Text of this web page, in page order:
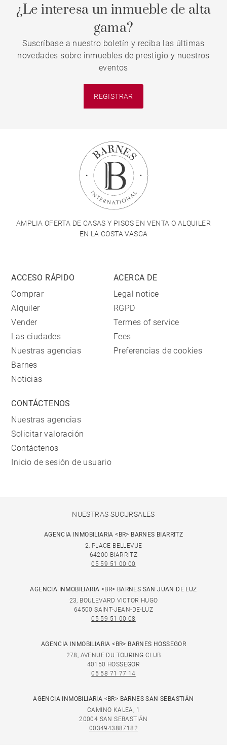
¿Le interesa un inmueble de alta
gama?
Suscríbase a nuestro boletín y reciba las últimas
novedades sobre inmuebles de prestigio y nuestros
eventos
REGISTRAR
AMPLIA OFERTA DE CASAS Y PISOS EN VENTA O ALQUILER
EN LA COSTA VASCA
ACCESO RÁPIDO
Comprar
Alquiler
Vender
Las ciudades
Nuestras agencias
Barnes
Noticias
ACERCA DE
Legal notice
RGPD
Termes of service
Fees
Preferencias de cookies
CONTÁCTENOS
Nuestras agencias
Solicitar valoración
Contáctenos
Inicio de sesión de usuario
NUESTRAS SUCURSALES
AGENCIA INMOBILIARIA <BR> BARNES BIARRITZ
2, PLACE BELLEVUE
64200 BIARRITZ
05 59 51 00 00
AGENCIA INMOBILIARIA <BR> BARNES SAN JUAN DE LUZ
23, BOULEVARD VICTOR HUGO
64500 SAINT-JEAN-DE-LUZ
05 59 51 00 08
AGENCIA INMOBILIARIA <BR> BARNES HOSSEGOR
278, AVENUE DU TOURING CLUB
40150 HOSSEGOR
05 58 71 77 14
AGENCIA INMOBILIARIA <BR> BARNES SAN SEBASTIÁN
CAMINO KALEA, 1
20004 SAN SEBASTIÁN
0034943887182